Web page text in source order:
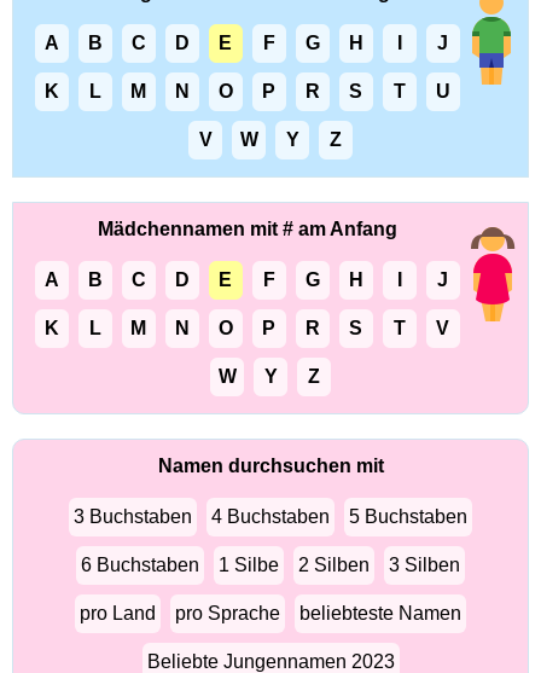
A B C D E F G H J
K L M N O P R S T U
V W Y Z
Mädchennamen mit # am Anfang
A B C D E F G H J
K L M N O P R S T V
W Y Z
Namen durchsuchen mit
3 Buchstaben 4 Buchstaben 5 Buchstaben
6 Buchstaben 1 Silbe 2 Silben 3 Silben
pro Land pro Sprache beliebteste Namen
Beliebte Jungennamen 2023